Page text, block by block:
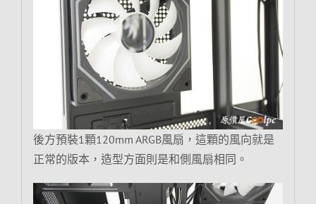
後方預裝1顆120mm ARGB風扇，這顆的風向就是
正常的版本，造型方面則是和側風扇相同。